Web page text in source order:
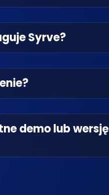
Syrve?
demo lub wersję